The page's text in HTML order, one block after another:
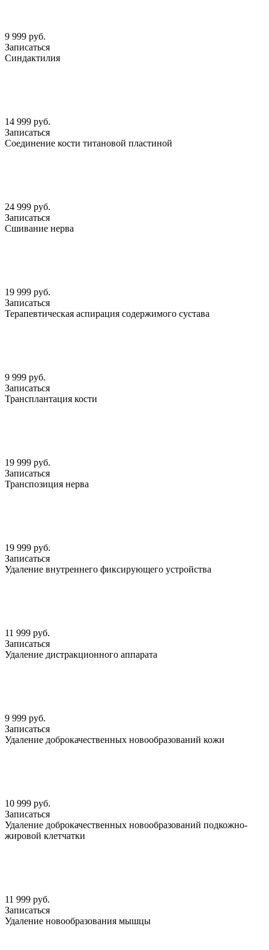
9 999 руб.
Записаться
Синдактилия
14 999 руб.
Записаться
Соединение кости титановой пластиной
24 999 руб.
Записаться
Сшивание нерва
19 999 руб.
Записаться
Терапевтическая аспирация содержимого сустава
9 999 руб.
Записаться
Трансплантация кости
19 999 руб.
Записаться
Транспозиция нерва
19 999 руб.
Записаться
Удаление внутреннего фиксирующего устройства
11 999 руб.
Записаться
Удаление дистракционного аппарата
9 999 руб.
Записаться
Удаление доброкачественных новообразований кожи
10 999 руб.
Записаться
Удаление доброкачественных новообразований подкожно-
жировой клетчатки
11 999 руб.
Записаться
Удаление новообразования мышцы